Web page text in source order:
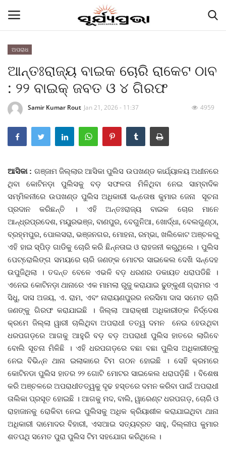
Contact
Gallery
Famous Durga Puja From Odisha
ରାଜ୍ୟ
ରାଜନୀତି
କି କଥା ବୋଇଲେ
ଦେଶ ବିଦେଶ
ପ୍ରଶାସନ ଖବର
ଜିଲ୍ଲା
ଆପଣଙ୍କ କଲମରୁ
ମହାନଗର
ଅପରାଧ
ଖେଳ ଖବର
ବିଶେଷ
ଅପରାଧ
ଆନ୍ତଃରାଜ୍ୟ ବାଇକ ଚୋରି ରାକେଟ ଠାବ
: ୨୨ ବାଇକ୍‌ ଜବତ ଓ ୪ ଗିରଫ
Samir Kumar Rout Jan 21, 2026 - 11:37 4959
ଆସିକା : ଗଞ୍ଜାମ ଜିଲ୍ଲାର ଆସିକା ପୁଲିସ ଉପଖଣ୍ଡ କାର୍ଯ୍ୟାଳୟ ଅଧୀନରେ
ଥିବା କୋଟିନଡ଼ା ପୁଲିସକୁ ବଡ଼ ସଫଳତା ମିଳିଥିବା ନେଇ ସାମ୍ବାଦିକ
ସମ୍ମିଳନୀରେ ଉପଖଣ୍ଡ ପୁଲିସ ଅଧିକାରୀ ସନ୍ତୋଷ କୁମାର ଜେନା ସୂଚନା
ପ୍ରଦାନ କରିଛନ୍ତି । ଏହି ଅନ୍ତଃରାଜ୍ୟ ବାଇକ ଚୋର ମାନେ
ଆନ୍ଧ୍ରପ୍ରଦେଶ, ମୟୁରଭଞ୍ଜ, ବାଣପୁର, ବେଗୁନିଆ, ଖୋର୍ଦ୍ଧା, ବେଲଗୁଣ୍ଠା,
ବ୍ରହ୍ମପୁର, ପୋଲସରା, ଭଞ୍ଜନଗର, ମୋହନା, ରମ୍ଭା, ଖଲିକୋଟ ଅଞ୍ଚଳରୁ
ଏହି ହାଇ ସ୍ପିଡ଼ ଗାଡିକୁ ଚୋରି କରି ଛିନ୍ନତାଇ ଓ ରାହଜନୀ କରୁଥିଲେ । ପୁଲିସ
ପେଟ୍ରୋଲିଙ୍ଗ ସମୟରେ ଚାରି ଜଣଙ୍କ ମୋଟର ସାଇକେଲ ଦେଖି ସନ୍ଦେହ
ଉପୁଜିଥିଲା । ତଦନ୍ତ ବେଳେ ଏଭଳି ବଡ଼ ଧରଣର ଡକାୟତ ଧରାପଡିଛି ।
ଏନେଇ କୋଟିନଡ଼ା ଥାନାରେ ଏକ ମାମଲା ରୁଜୁ କରାଯାଇ ଢୁଙ୍କୁଣୀ ଗ୍ରାମର ଏ
ସିଧୁ, ଦାସ ଅଜୟ, ଏ. ରାମ, ଏବଂ ନାରାୟଣପୁରର ନରସିମା ଦାସ ସମେତ ଚାରି
ଜଣଙ୍କୁ ଗିରଫ କରାଯାଇଛି । ଜିଲ୍ଲା ଆରାକ୍ଷୀ ଅଧିକାରୀଙ୍କ ନିର୍ଦ୍ଦେଶ
କ୍ରମେ ଜିଲ୍ଲା ୱାରୀ ଚାଲିଥିବା ଅପରାଧୀ ତତ୍ୱ ଦମନ ନେଇ ହେଉଥିବା
ଧରପଗଡ଼ରେ ଆଗକୁ ଆହୁରି ବଡ଼ ବଡ଼ ଅପରାଧୀ ପୁଲିସ ହାତରେ ଲାଗିବେ
ବୋଲି ସୂଚନା ମିଳିଛି । ଏହି ଧରପଗଡ଼ରେ ବଛା ବଛା ପୁଲିସ ଅଧିକାରୀଙ୍କୁ
ନେଇ ବିଭିନ୍ନ ଥାନା ଇଲାକାରେ ଟିମ ଗଠନ ହୋଇଛି । ସେହି କ୍ରମରେ
କୋଟିନଡା ପୁଲିସ ହାତର ୨୨ ଗୋଟି ମୋଟର ସାଇକେଲ ଧରାପଡ଼ିଛି । ବିଶେଷ
କରି ଅଞ୍ଚଳରେ ଅପରାଧୀତତ୍ୱକୁ ଦୃଢ ହସ୍ତରେ ଦମନ କରିବା ପାଇଁ ଅପରାଧୀ
ତାଲିକା ପ୍ରସୂତ ହୋଇଛି । ଆଗକୁ ମଦ, ବାଲି, ୱାରେଣ୍ଟ ଧରପଗଡ଼, ଚୋରି ଓ
ରାହାଜାନକୁ ରୋକିବା ନେଇ ପୁଲିସକୁ ଅଧିକ କ୍ରିୟାଶୀଳ କରାଯାଇଥିବା ଥାନା
ଅଧିକାରୀ ଦାମୋଦର ବିହାରୀ, ଏସଆଇ ସତ୍ୟବ୍ରତ ସାହୁ, ଦିଲ୍ଲୀପ କୁମାର
ଶତପଥି ସମେତ ପୁରା ପୁଲିସ ଟିମ ସହଯୋଗ କରିଥିଲେ ।